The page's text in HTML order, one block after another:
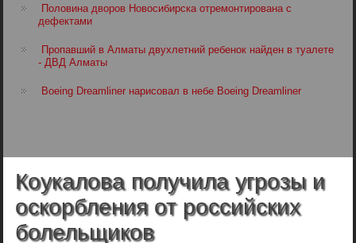
Половина дворов Новосибирска отремонтирована с
дефектами
Пропавший в Алматы двухлетний ребенок найден в туалете
- ДВД Алматы
Boeing Dreamliner нарисовал в небе Boeing Dreamliner
Коукалова получила угрозы и
оскорбления от российских
болельщиков